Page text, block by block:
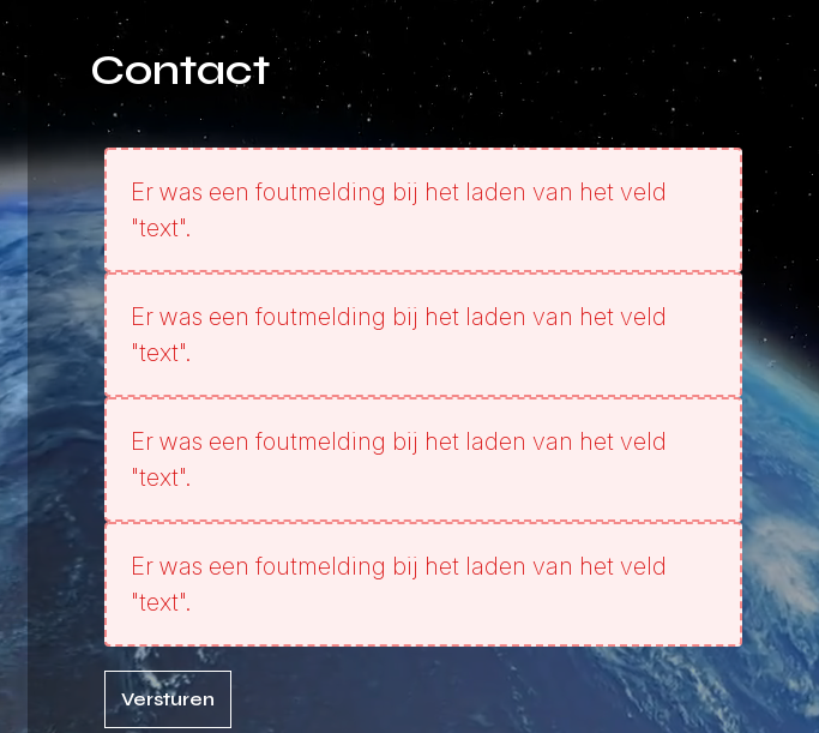
Contact
Er was een foutmelding bij het laden van het veld
"text".
Er was een foutmelding bij het laden van het veld
"text".
Er was een foutmelding bij het laden van het veld
"text".
Er was een foutmelding bij het laden van het veld
"text".
Versturen